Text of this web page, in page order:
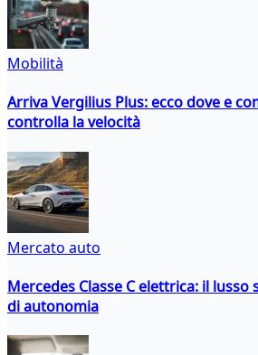
Mobilità
Arriva Vergilius Plus: ecco dove e
controlla la velocità
Mercato auto
Mercedes Classe C elettrica: il lusso
di autonomia